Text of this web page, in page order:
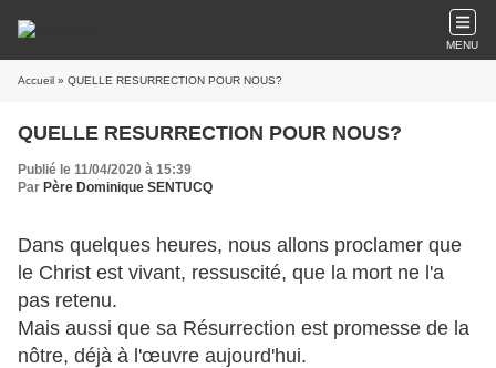
MENU
Accueil » QUELLE RESURRECTION POUR NOUS?
QUELLE RESURRECTION POUR NOUS?
Publié le 11/04/2020 à 15:39
Par Père Dominique SENTUCQ
Dans quelques heures, nous allons proclamer que
le Christ est vivant, ressuscité, que la mort ne l'a
pas retenu.
Mais aussi que sa Résurrection est promesse de la
nôtre, déjà à l'œuvre aujourd'hui.